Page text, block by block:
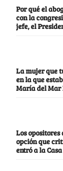
Por qué el
con la
jefe, el
La mujer que
en la que
María del Mar
Los
opción que
entró a la